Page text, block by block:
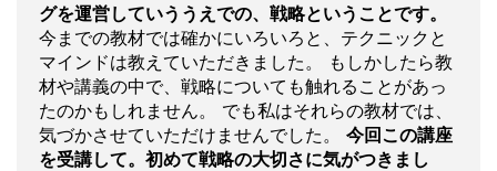
グを運営していううえでの、戦略ということです。
今までの教材では確かにいろいろと、テクニックと
マインドは教えていただきました。 もしかしたら教
材や講義の中で、戦略についても触れることがあっ
たのかもしれません。 でも私はそれらの教材では、
気づかさせていただけませんでした。 今回この講座
を受講して。初めて戦略の大切さに気がつきまし